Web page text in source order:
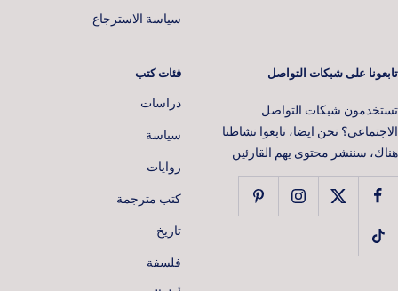
سياسة الاسترجاع
تابعونا على شبكات التواصل
تستخدمون شبكات التواصل
الاجتماعي؟ نحن ايضا، تابعوا نشاطنا
هناك، سننشر محتوى يهم القارئين
فئات كتب
دراسات
سياسة
روايات
كتب مترجمة
تاريخ
فلسفة